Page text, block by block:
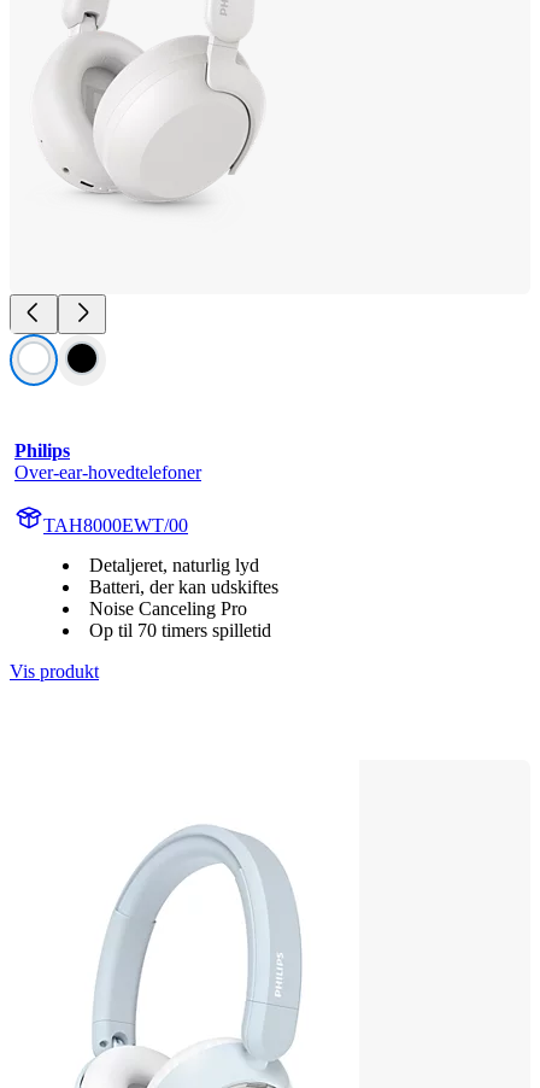
Philips
Over-ear-hovedtelefoner
TAH8000EWT/00
Detaljeret, naturlig lyd
Batteri, der kan udskiftes
Noise Canceling Pro
Op til 70 timers spilletid
Vis produkt